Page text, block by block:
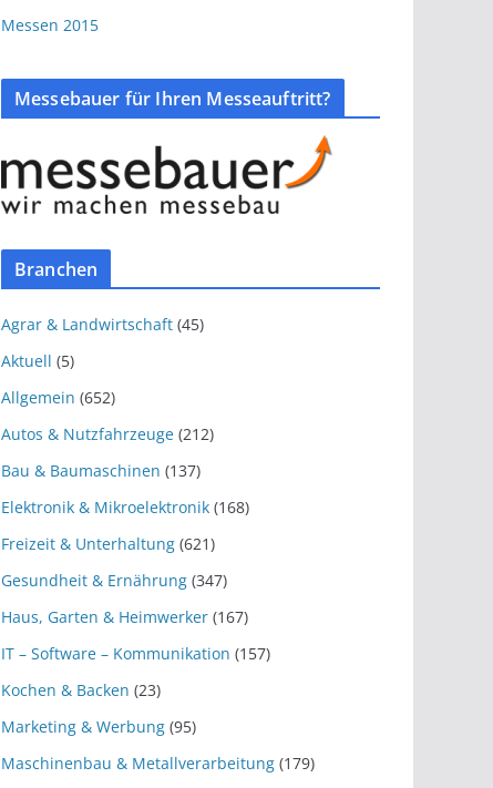
Messen 2015
Messebauer für Ihren Messeauftritt?
Branchen
Agrar & Landwirtschaft (45)
Aktuell (5)
Allgemein (652)
Autos & Nutzfahrzeuge (212)
Bau & Baumaschinen (137)
Elektronik & Mikroelektronik (168)
Freizeit & Unterhaltung (621)
Gesundheit & Ernährung (347)
Haus, Garten & Heimwerker (167)
IT – Software – Kommunikation (157)
Kochen & Backen (23)
Marketing & Werbung (95)
Maschinenbau & Metallverarbeitung (179)